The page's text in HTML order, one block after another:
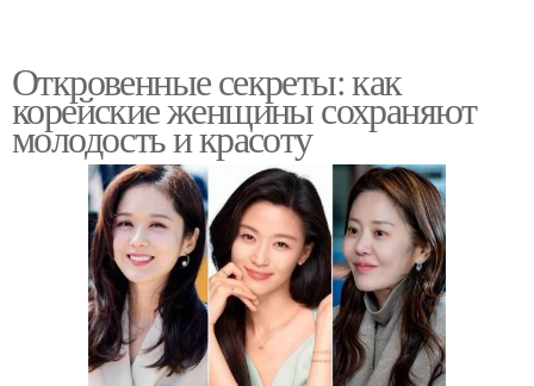
Откровенные секреты: как
корейские женщины сохраняют
молодость и красоту